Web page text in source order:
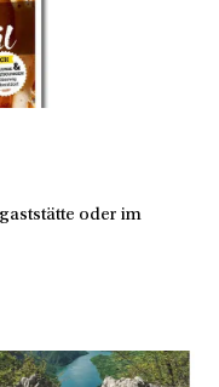
oder im